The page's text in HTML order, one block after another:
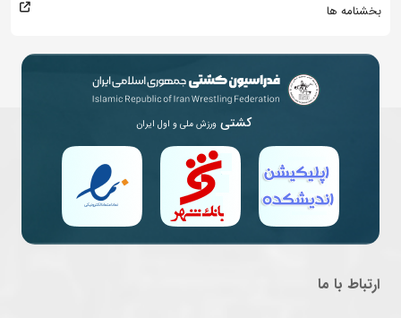
بخشنامه ها
کشتی ورزش ملی و اول ایران
ارتباط با ما